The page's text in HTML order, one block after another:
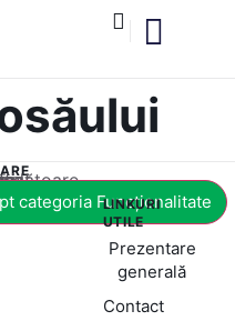
categoria Funcționalitate
LINKURI
UTILE
Prezentare
generală
Contact